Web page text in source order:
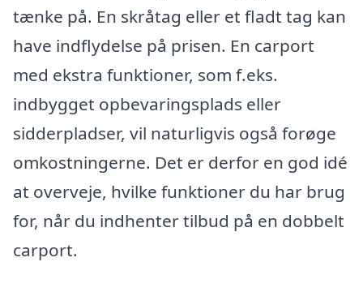
tænke på. En skråtag eller et fladt tag kan
have indflydelse på prisen. En carport
med ekstra funktioner, som f.eks.
indbygget opbevaringsplads eller
sidderpladser, vil naturligvis også forøge
omkostningerne. Det er derfor en god idé
at overveje, hvilke funktioner du har brug
for, når du indhenter tilbud på en dobbelt
carport.